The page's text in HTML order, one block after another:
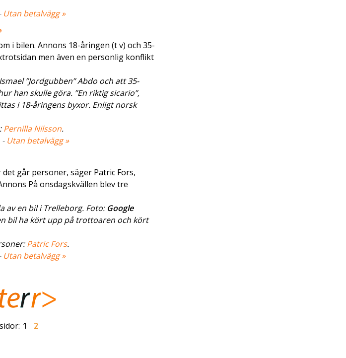
Utan betalvägg »
i bilen. Annons 18-åringen (t v) och 35-
men även en personlig konflikt
”Jordgubben” Abdo och att 35-
han skulle göra. ”En riktig sicario”,
i 18-åringens byxor. Enligt norsk
Pernilla Nilsson.
- Utan betalvägg »
går personer, säger Patric Fors,
På onsdagskvällen blev tre
av en bil i Trelleborg. Foto: Google
bil ha kört upp på trottoaren och kört
Patric Fors.
Utan betalvägg »
1 2